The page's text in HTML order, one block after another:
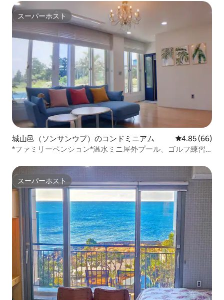
の出の場所
スーパーホスト
スーパーホスト
城山邑（ソンサンウプ）のコンドミニアム レビュー66
4.85 (66)
*ファミリーペンション*温水ミニ屋外プール、ゴルフ練習
スーパーホスト
スーパーホスト